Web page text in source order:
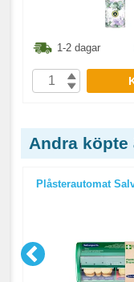
1-2 dagar
Andra köpte
Plåsterautomat